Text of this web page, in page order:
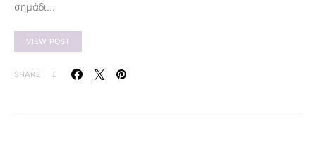
σημάδι…
VIEW POST
SHARE